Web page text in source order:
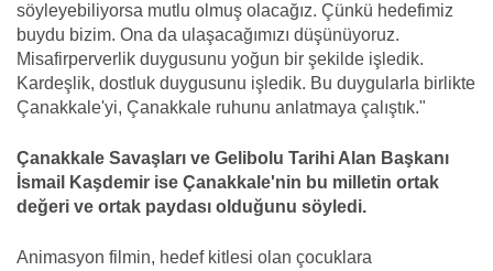
söyleyebiliyorsa mutlu olmuş olacağız. Çünkü hedefimiz
buydu bizim. Ona da ulaşacağımızı düşünüyoruz.
Misafirperverlik duygusunu yoğun bir şekilde işledik.
Kardeşlik, dostluk duygusunu işledik. Bu duygularla birlikte
Çanakkale'yi, Çanakkale ruhunu anlatmaya çalıştık."
Çanakkale Savaşları ve Gelibolu Tarihi Alan Başkanı
İsmail Kaşdemir ise Çanakkale'nin bu milletin ortak
değeri ve ortak paydası olduğunu söyledi.
Animasyon filmin, hedef kitlesi olan çocuklara